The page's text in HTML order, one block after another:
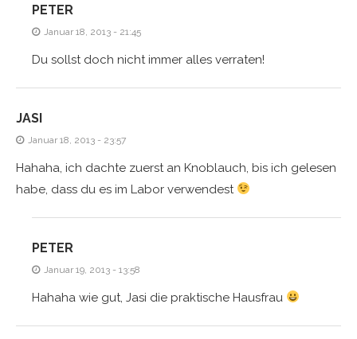
PETER
Januar 18, 2013 - 21:45
Du sollst doch nicht immer alles verraten!
JASI
Januar 18, 2013 - 23:57
Hahaha, ich dachte zuerst an Knoblauch, bis ich gelesen
habe, dass du es im Labor verwendest
PETER
Januar 19, 2013 - 13:58
Hahaha wie gut, Jasi die praktische Hausfrau